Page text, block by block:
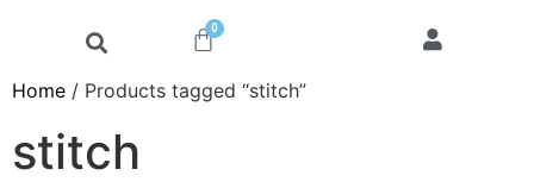
0
Home / Products tagged “stitch”
stitch